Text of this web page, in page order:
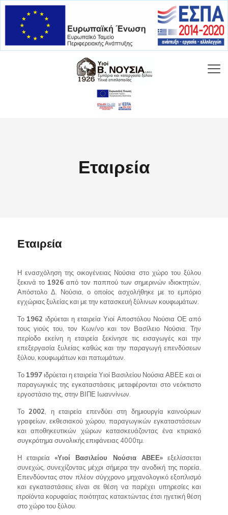
Εταιρεία
Εταιρεία
Η ενασχόληση της οικογένειας Νούσια στο χώρο του ξύλου
ξεκινά το 1926από τον παππού των σημερινών ιδιοκτητών,
Απόστολο Δ. Νούσια, ο οποίος ασχολήθηκε με το εμπόριο
εγχώριας ξυλείας και με την κατασκευή ξύλινων κουφωμάτων.
Το 1962 ιδρύεται η εταιρεία Υιοί Αποστόλου Νούσια ΟΕ από
τους γιούς του, τον Κων/νο και τον Βασίλειο Νούσια. Την
περίοδο εκείνη η εταιρεία ξεκίνησε τις εισαγωγές και την
επεξεργασία ξυλείας καθώς και την παραγωγή επενδύσεων
ξύλου, κουφωμάτων και πατωμάτων.
Το 1997ιδρύεται η εταιρεία Υιοί Βασιλείου Νούσια ΑΒΕΕ και οι
παραγωγικές της εγκαταστάσεις μεταφέρονται στο νεόκτιστο
εργοστάσιο της, στην ΒΙΠΕ Ιωαννίνων.
Το2002, η εταιρεία επενδύει στη δημιουργία καινούριων
γραφείων, εκθεσιακού χώρου, παραγωγικών εγκαταστάσεων
και αποθηκευτικών χώρων κατασκευάζοντας ένα κτιριακό
συγκρότημα συνολικής επιφάνειας 4000τμ.
Η εταιρεία «Υιοί Βασιλείου Νούσια ΑΒΕΕ» εξελίσσεται
συνεχώς, συνεχίζοντας μέχρι σήμερα την ανοδική της πορεία.
Επενδύοντας στον πλέον σύγχρονο μηχανολογικό εξοπλισμό
και εγκαταστάσεις είναι σε θέση να παρέχει υπηρεσίες και
προϊόντα κορυφαίας ποιότητας κατακτώντας έτσι ηγετική θέση
στο χώρο του ξύλου.